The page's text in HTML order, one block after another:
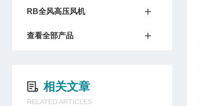
RB全风高压风机
查看全部产品
相关文章
RELATED ARTICLES